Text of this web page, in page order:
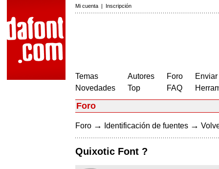
Mi cuenta | Inscripción
Temas
Novedades
Autores
Top
Foro
FAQ
Foro
Foro → Identificación de fuentes →
Quixotic Font ?